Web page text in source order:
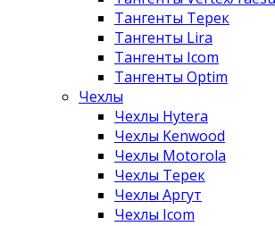
Тангенты Терек
Тангенты Lira
Тангенты Icom
Тангенты Optim
Чехлы
Чехлы Hytera
Чехлы Kenwood
Чехлы Motorola
Чехлы Терек
Чехлы Аргут
Чехлы Icom